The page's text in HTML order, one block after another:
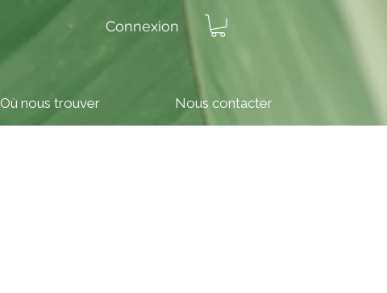
Connexion
Où nous trouver Nous contacter